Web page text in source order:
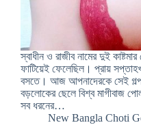
স্বাধীন ও রাজীব নামের দুই
ফাটিয়েই ফেলেছিল। প্রায়
বসতে। আজ আপনাদেরকে সেই
বড়লোকের ছেলে বিশ্ব মাগীবাজ
সব ধরনের…
New Bangla Choti